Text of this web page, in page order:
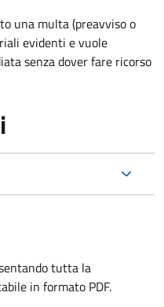
una multa (preavviso o
evidenti e vuole
senza dover fare ricorso
tutta la
in formato PDF.